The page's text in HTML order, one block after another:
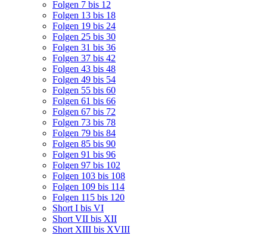
Folgen 7 bis 12
Folgen 13 bis 18
Folgen 19 bis 24
Folgen 25 bis 30
Folgen 31 bis 36
Folgen 37 bis 42
Folgen 43 bis 48
Folgen 49 bis 54
Folgen 55 bis 60
Folgen 61 bis 66
Folgen 67 bis 72
Folgen 73 bis 78
Folgen 79 bis 84
Folgen 85 bis 90
Folgen 91 bis 96
Folgen 97 bis 102
Folgen 103 bis 108
Folgen 109 bis 114
Folgen 115 bis 120
Short I bis VI
Short VII bis XII
Short XIII bis XVIII